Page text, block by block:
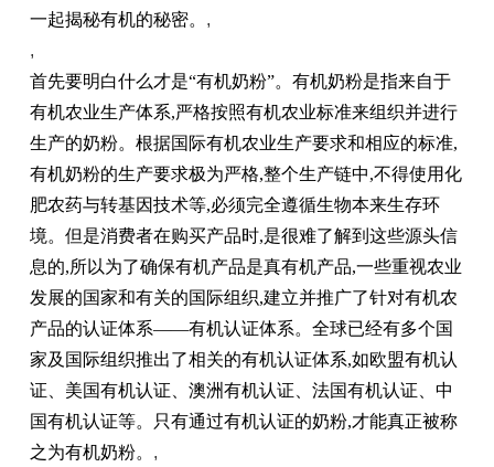
一起揭秘有机的秘密。 ,
,
首先要明白什么才是“有机奶粉”。有机奶粉是指来自于
有机农业生产体系,严格按照有机农业标准来组织并进行
生产的奶粉。根据国际有机农业生产要求和相应的标准,
有机奶粉的生产要求极为严格,整个生产链中,不得使用化
肥农药与转基因技术等,必须完全遵循生物本来生存环
境。但是消费者在购买产品时,是很难了解到这些源头信
息的,所以为了确保有机产品是真有机产品,一些重视农业
发展的国家和有关的国际组织,建立并推广了针对有机农
产品的认证体系——有机认证体系。全球已经有多个国
家及国际组织推出了相关的有机认证体系,如欧盟有机认
证、美国有机认证、澳洲有机认证、法国有机认证、中
国有机认证等。只有通过有机认证的奶粉,才能真正被称
之为有机奶粉。 ,